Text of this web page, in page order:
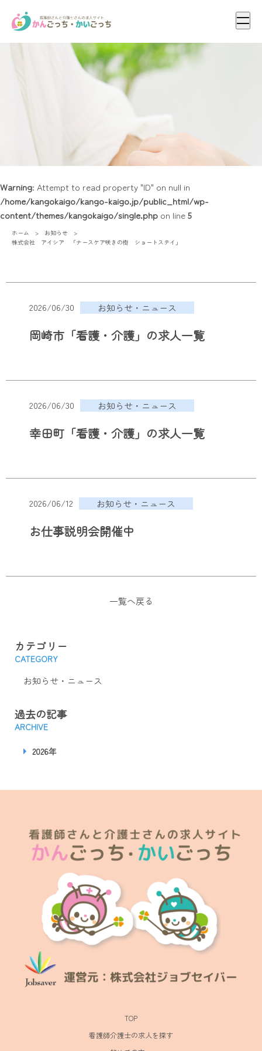
メニ
Warning: Attempt to read property "ID" on null in
/home/kangokaigo/kango-kaigo.jp/public_html/wp-
content/themes/kangokaigo/single.php on line5
ホーム
お知らせ
株式会社 アイシア 「ナースケア咲きの樹 ショートステイ」
2026/06/30 お知らせ・ニュース
岡崎市「看護・介護」の求人一覧
2026/06/30 お知らせ・ニュース
幸田町「看護・介護」の求人一覧
2026/06/12 お知らせ・ニュース
お仕事説明会開催中
一覧へ戻る
カテゴリー
CATEGORY
お知らせ・ニュース
過去の記事
ARCHIVE
2026年
TOP
看護師介護士の求人を探す